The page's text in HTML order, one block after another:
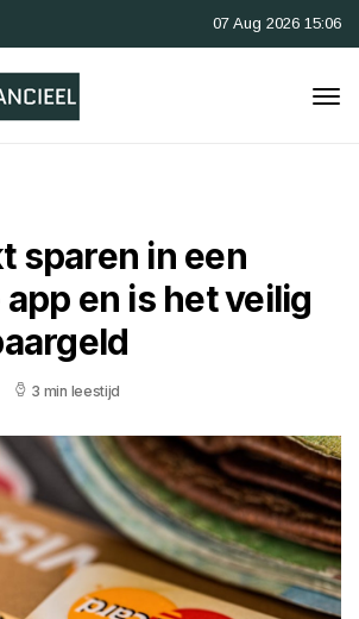
07 Aug 2026 15:06
sparen in een
en is het veilig
3 min leestijd